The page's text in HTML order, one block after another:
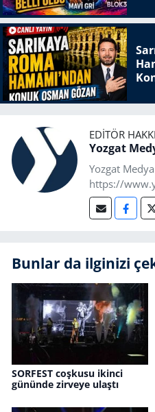
EDITÖR
Yozgat
Yozgat
https://
Bunlar da ilginizi
SORFEST coşkusu ikinci
gününde zirveye ulaştı